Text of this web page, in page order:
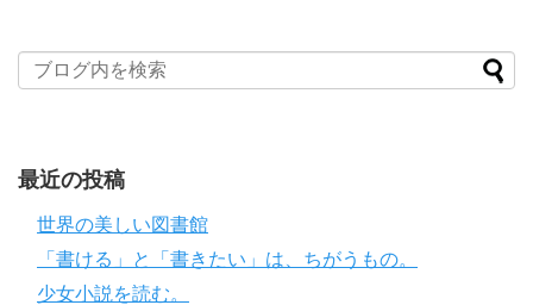
最近の投稿
世界の美しい図書館
「書ける」と「書きたい」は、ちがうもの。
少女小説を読む。